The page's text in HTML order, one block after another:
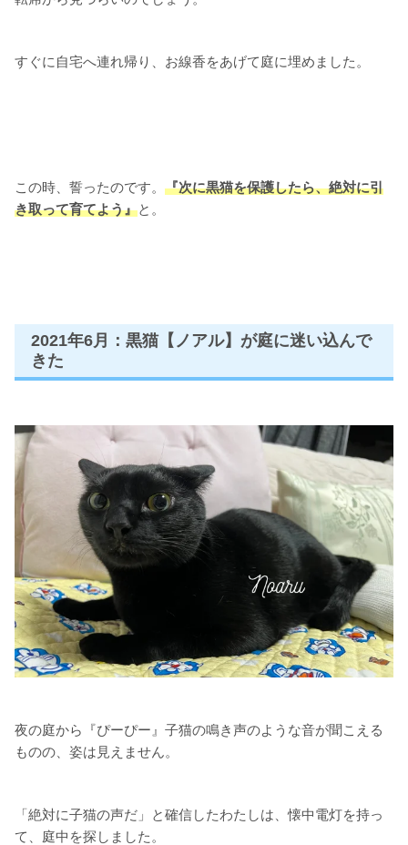
すぐに自宅へ連れ帰り、お線香をあげて庭に埋めました。
この時、誓ったのです。 『次に黒猫を保護したら、絶対に引
き取って育てよう』と。
2021年6月：黒猫【ノアル】が庭に迷い込んで
きた
夜の庭から『ぴーぴー』子猫の鳴き声のような音が聞こえる
ものの、姿は見えません。
「絶対に子猫の声だ」と確信したわたしは、懐中電灯を持っ
て、庭中を探しました。